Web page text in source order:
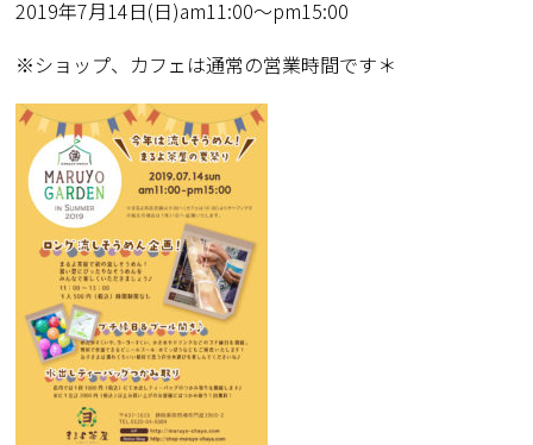
2019年7月14日(日)am11:00〜pm15:00
※ショップ、カフェは通常の営業時間です＊